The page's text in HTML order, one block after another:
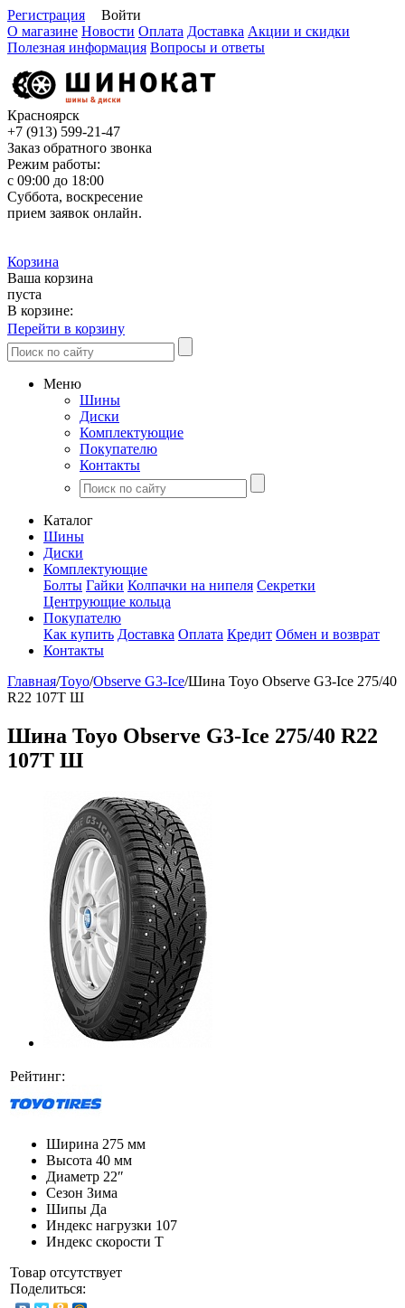
Регистрация
Войти
О магазине Новости Оплата Доставка Акции и скидки
Полезная информация Вопросы и ответы
Красноярск
+7 (913) 599-21-47
Заказ обратного звонка
Режим работы:
с 09:00 до 18:00
Суббота, воскресение
прием заявок онлайн.
Корзина
Ваша корзина
пуста
В корзине:
Перейти в корзину
Меню
Шины
Диски
Комплектующие
Покупателю
Контакты
Каталог
Шины
Диски
Комплектующие
Болты Гайки Колпачки на нипеля Секретки
Центрующие кольца
Покупателю
Как купить Доставка Оплата Кредит Обмен и возврат
Контакты
Главная/Toyo/Observe G3-Ice/Шина Toyo Observe G3-Ice 275/40
R22 107T Ш
Шина Toyo Observe G3-Ice 275/40 R22
107T Ш
Рейтинг:
Ширина 275 мм
Высота 40 мм
Диаметр 22″
Сезон Зима
Шипы Да
Индекс нагрузки 107
Индекс скорости T
Товар отсутствует
Поделиться: